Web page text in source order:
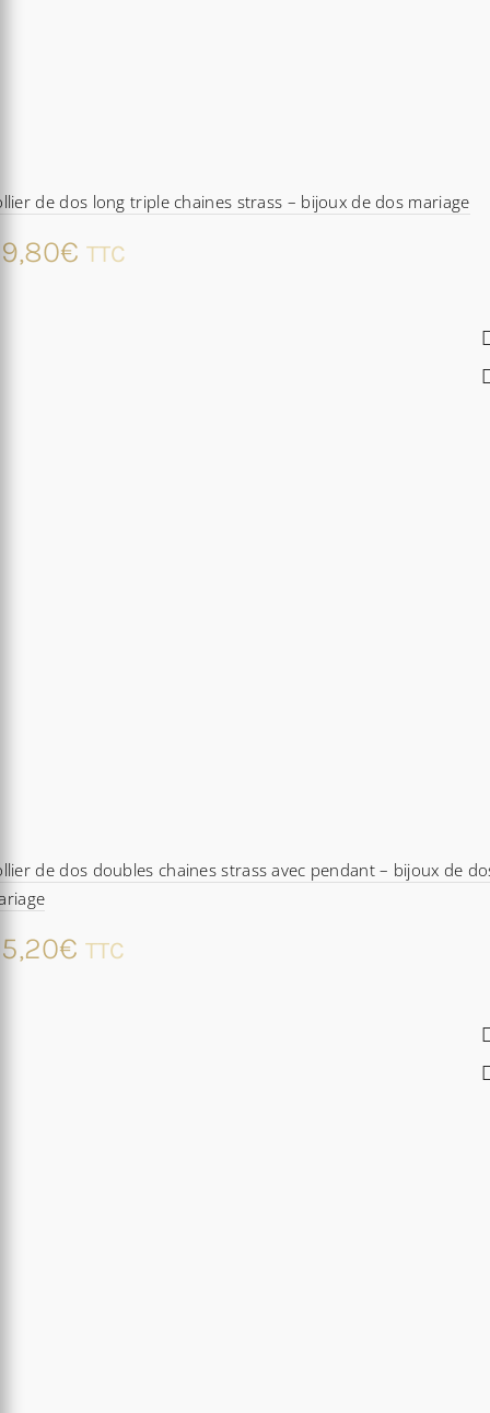
de dos long triple chaines strass – bijoux de dos mariage
€ TTC
de dos doubles chaines strass avec pendant – bijoux de
€ TTC